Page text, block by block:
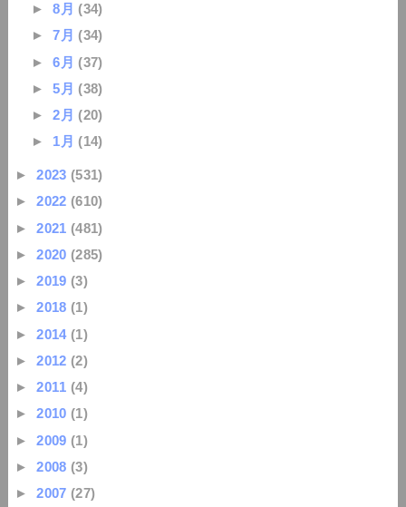
►8月 (34)
►7月 (34)
►6月 (37)
►5月 (38)
►2月 (20)
► 1月 (14)
►2023 (531)
►2022 (610)
►2021 (481)
►2020 (285)
►2019 (3)
►2018 (1)
►2014 (1)
►2012 (2)
►2011 (4)
►2010 (1)
►2009 (1)
►2008 (3)
►2007 (27)